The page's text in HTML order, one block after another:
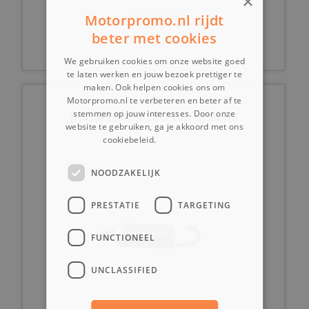
€ 59,99
(11A3a) Zijstandaard Veer lg.58mm
Motorpromo.nl rijdt
beter met cookies
We gebruiken cookies om onze website goed
te laten werken en jouw bezoek prettiger te
maken. Ook helpen cookies ons om
Motorpromo.nl te verbeteren en beter af te
stemmen op jouw interesses. Door onze
website te gebruiken, ga je akkoord met ons
cookiebeleid.
NOODZAKELIJK
PRESTATIE TARGETING
FUNCTIONEEL
UNCLASSIFIED